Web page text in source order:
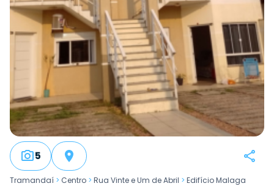
5
Tramandaí > Centro > Rua Vinte e Um de Abril > Edifício Malaga